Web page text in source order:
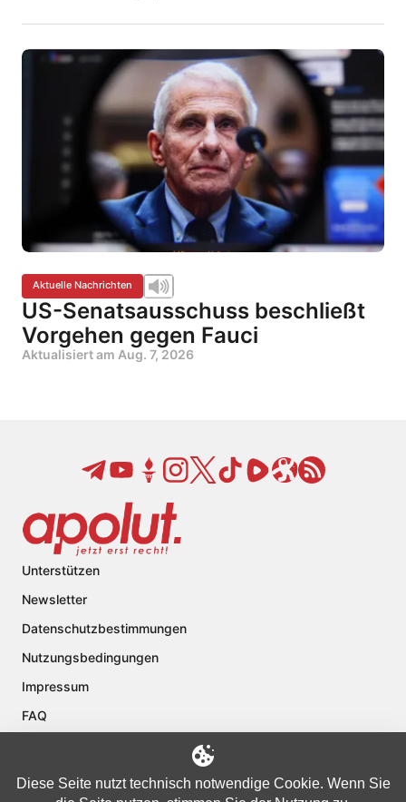
Aktuelle Nachrichten
US-Senatsausschuss beschließt
Vorgehen gegen Fauci
Aktualisiert am Aug. 7, 2026
Unterstützen
Newsletter
Datenschutzbestimmungen
Nutzungsbedingungen
Impressum
FAQ
Diese Seite nutzt technisch notwendige Cookie. Wenn Sie